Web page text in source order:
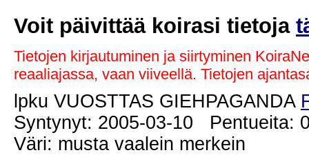
Voit päivittää koirasi tietoja
Tietojen kirjautuminen ja siirtyminen
reaaliajassa, vaan viiveellä. Tietojen
lpku VUOSTTAS GIEHPAGANDA
Syntynyt: 2005-03-10
Väri: musta vaalein merkein